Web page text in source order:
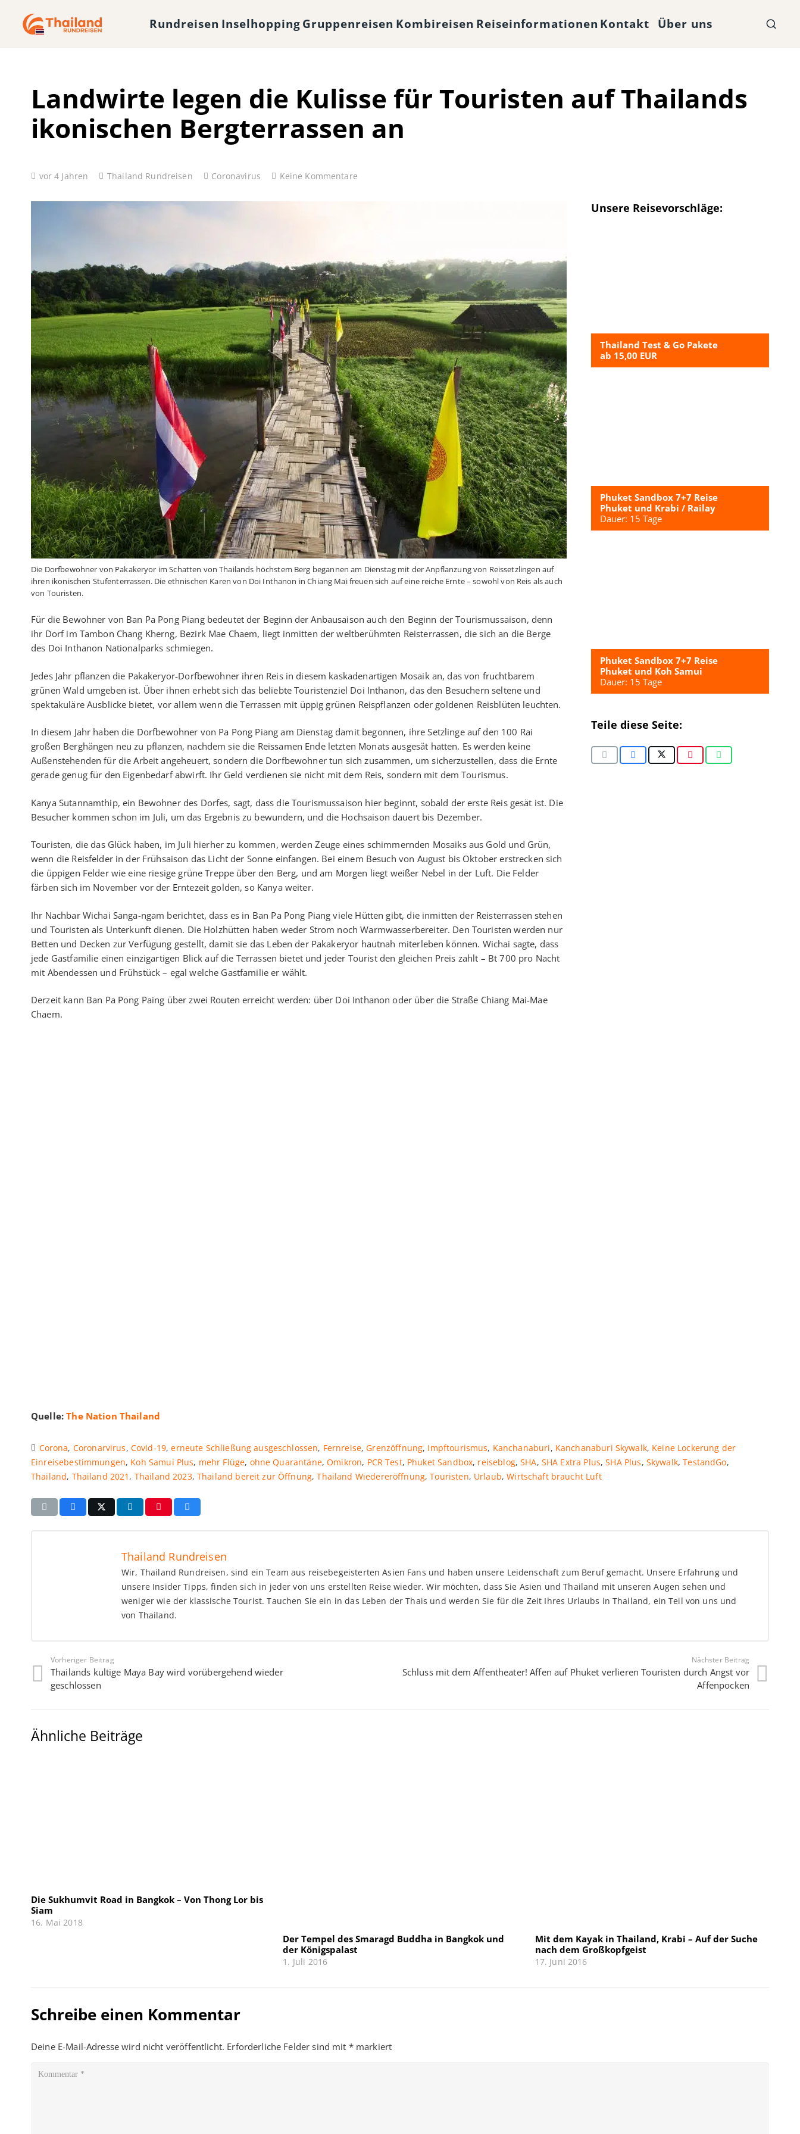
Rundreisen InselhoppingGruppenreisen Kombireisen Reiseinformationen Kontakt Über uns
Landwirte legen die Kulisse für Touristen auf Thailands
ikonischen Bergterrassen an
vor 4 Jahren Thailand Rundreisen Coronavirus Keine Kommentare
Die Dorfbewohner von Pakakeryor im Schatten von Thailands höchstem Berg begannen am Dienstag mit der Anpflanzung von Reissetzlingen auf
ihren ikonischen Stufenterrassen. Die ethnischen Karen von Doi Inthanon in Chiang Mai freuen sich auf eine reiche Ernte – sowohl von Reis als auch
von Touristen.
Für die Bewohner von Ban Pa Pong Piang bedeutet der Beginn der Anbausaison auch den Beginn der Tourismussaison, denn
ihr Dorf im Tambon Chang Kherng, Bezirk Mae Chaem, liegt inmitten der weltberühmten Reisterrassen, die sich an die Berge
des Doi Inthanon Nationalparks schmiegen.
Jedes Jahr pflanzen die Pakakeryor-Dorfbewohner ihren Reis in diesem kaskadenartigen Mosaik an, das von fruchtbarem
grünen Wald umgeben ist. Über ihnen erhebt sich das beliebte Touristenziel Doi Inthanon, das den Besuchern seltene und
spektakuläre Ausblicke bietet, vor allem wenn die Terrassen mit üppig grünen Reispflanzen oder goldenen Reisblüten leuchten.
In diesem Jahr haben die Dorfbewohner von Pa Pong Piang am Dienstag damit begonnen, ihre Setzlinge auf den 100 Rai
großen Berghängen neu zu pflanzen, nachdem sie die Reissamen Ende letzten Monats ausgesät hatten. Es werden keine
Außenstehenden für die Arbeit angeheuert, sondern die Dorfbewohner tun sich zusammen, um sicherzustellen, dass die Ernte
gerade genug für den Eigenbedarf abwirft. Ihr Geld verdienen sie nicht mit dem Reis, sondern mit dem Tourismus.
Kanya Sutannamthip, ein Bewohner des Dorfes, sagt, dass die Tourismussaison hier beginnt, sobald der erste Reis gesät ist. Die
Besucher kommen schon im Juli, um das Ergebnis zu bewundern, und die Hochsaison dauert bis Dezember.
Touristen, die das Glück haben, im Juli hierher zu kommen, werden Zeuge eines schimmernden Mosaiks aus Gold und Grün,
wenn die Reisfelder in der Frühsaison das Licht der Sonne einfangen. Bei einem Besuch von August bis Oktober erstrecken sich
die üppigen Felder wie eine riesige grüne Treppe über den Berg, und am Morgen liegt weißer Nebel in der Luft. Die Felder
färben sich im November vor der Erntezeit golden, so Kanya weiter.
Ihr Nachbar Wichai Sanga-ngam berichtet, dass es in Ban Pa Pong Piang viele Hütten gibt, die inmitten der Reisterrassen stehen
und Touristen als Unterkunft dienen. Die Holzhütten haben weder Strom noch Warmwasserbereiter. Den Touristen werden nur
Betten und Decken zur Verfügung gestellt, damit sie das Leben der Pakakeryor hautnah miterleben können. Wichai sagte, dass
jede Gastfamilie einen einzigartigen Blick auf die Terrassen bietet und jeder Tourist den gleichen Preis zahlt – Bt 700 pro Nacht
mit Abendessen und Frühstück – egal welche Gastfamilie er wählt.
Derzeit kann Ban Pa Pong Paing über zwei Routen erreicht werden: über Doi Inthanon oder über die Straße Chiang Mai-Mae
Chaem.
Quelle:The Nation Thailand
Unsere Reisevorschläge:
Thailand Test & Go Pakete
ab 15,00 EUR
Phuket Sandbox 7+7 Reise
Phuket und Krabi / Railay
Dauer: 15 Tage
Phuket Sandbox 7+7 Reise
Phuket und Koh Samui
Dauer: 15 Tage
Teile diese Seite:
Corona, Coronarvirus, Covid-19,erneute Schließung ausgeschlossen, Fernreise,Grenzöffnung, Impftourismus, Kanchanaburi, Kanchanaburi Skywalk, Keine Lockerung der
Einreisebestimmungen, Koh Samui Plus, mehr Flüge, ohne Quarantäne,Omikron, PCR Test, Phuket Sandbox, reiseblog,SHA, SHA Extra Plus,SHA Plus, Skywalk,TestandGo,
Thailand, Thailand 2021 , Thailand 2023,Thailand bereit zur Öffnung,Thailand Wiedereröffnung,Touristen, Urlaub,Wirtschaft braucht Luft
Thailand Rundreisen
Wir, Thailand Rundreisen, sind ein Team aus reisebegeisterten Asien Fans und haben unsere Leidenschaft zum Beruf gemacht. Unsere Erfahrung und
unsere Insider Tipps, finden sich in jeder von uns erstellten Reise wieder. Wir möchten, dass Sie Asien und Thailand mit unseren Augen sehen und
weniger wie der klassische Tourist. Tauchen Sie ein in das Leben der Thais und werden Sie für die Zeit Ihres Urlaubs in Thailand, ein Teil von uns und
von Thailand.
Vorheriger Beitrag
Thailands kultige Maya Bay wird vorübergehend wieder
geschlossen
Nächster Beitrag
Schluss mit dem Affentheater! Affen auf Phuket verlieren Touristen durch Angst vor
Affenpocken
Ähnliche Beiträge
Die Sukhumvit Road in Bangkok – Von Thong Lor bis
Siam
16. Mai 2018
Der Tempel des Smaragd Buddha in Bangkok und
der Königspalast
1. Juli 2016
Mit dem Kayak in Thailand, Krabi – Auf der Suche
nach dem Großkopfgeist
17. Juni 2016
Schreibe einen Kommentar
Deine E-Mail-Adresse wird nicht veröffentlicht. Erforderliche Felder sind mit *markiert